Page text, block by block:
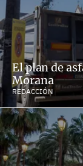
El plan de
Morana
REDACCIÓN